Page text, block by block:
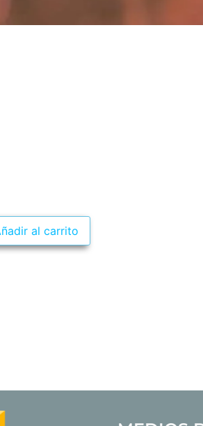
al carrito